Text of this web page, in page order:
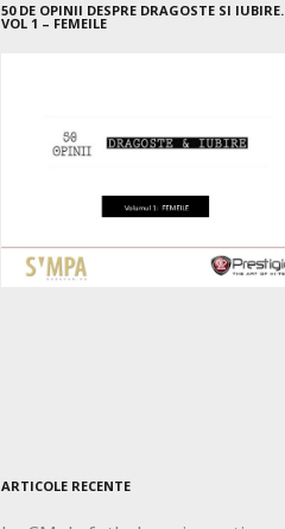
50 DE OPINII DESPRE DRAGOSTE SI IUBIRE.
VOL 1 – FEMEILE
ARTICOLE RECENTE